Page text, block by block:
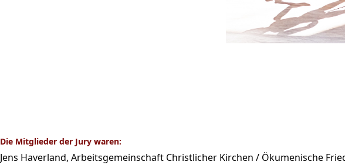
Die Mitglieder der Jury waren:
Jens Haverland, Arbeitsgemeinschaft Christlicher Kirchen / Ökumenische